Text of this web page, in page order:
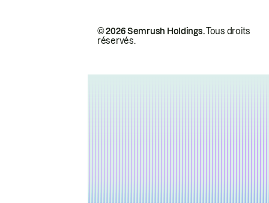
© 2026 Semrush Holdings.Tous droits
réservés.